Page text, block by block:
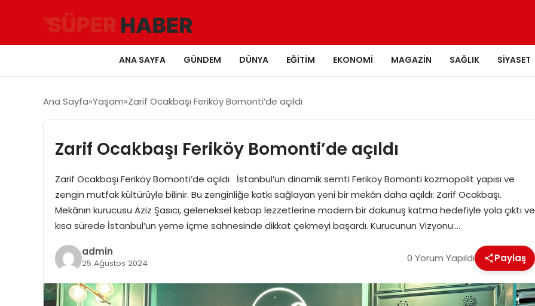
ANA SAYFA GÜNDEM DÜNYA EĞITIM EKONOMI MAGAZIN SAĞLIK SIYASET
Ana Sayfa Yaşam Zarif Ocakbaşı Feriköy Bomonti’de açıldı
Zarif Ocakbaşı Feriköy Bomonti’de açıldı
Zarif Ocakbaşı Feriköy Bomonti’de açıldı İstanbul’un dinamik semti Feriköy Bomonti kozmopolit yapısı ve
zengin mutfak kültürüyle bilinir. Bu zenginliğe katkı sağlayan yeni bir mekân daha açıldı: Zarif Ocakbaşı.
Mekânın kurucusu Aziz Şasıcı, geleneksel kebap lezzetlerine modern bir dokunuş katma hedefiyle yola çıktı ve
kısa sürede İstanbul’un yeme içme sahnesinde dikkat çekmeyi başardı. Kurucunun Vizyonu:…
admin
25 Ağustos 2024 0 Yorum Yapıldı Paylaş